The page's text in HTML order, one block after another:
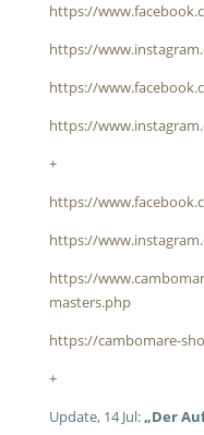
https://
https://
https://
https://
+
https://
https://
https://
masters.php
https://cambomare-
+
Update, 14 Jul:„Der